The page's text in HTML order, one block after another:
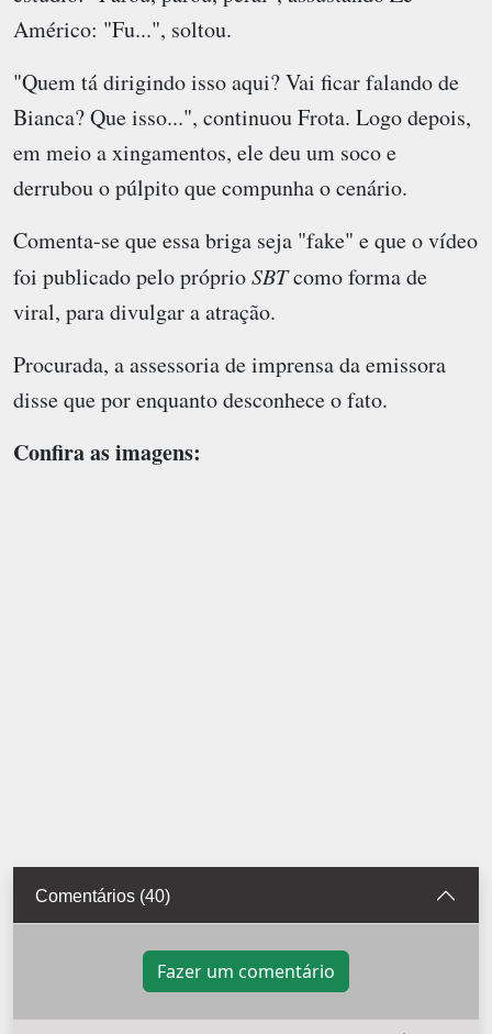
Américo: "Fu...", soltou.
"Quem tá dirigindo isso aqui? Vai ficar falando de
Bianca? Que isso...", continuou Frota. Logo depois,
em meio a xingamentos, ele deu um soco e
derrubou o púlpito que compunha o cenário.
Comenta-se que essa briga seja "fake" e que o vídeo
foi publicado pelo próprioSBTcomo forma de
viral, para divulgar a atração.
Procurada, a assessoria de imprensa da emissora
disse que por enquanto desconhece o fato.
Confira as imagens:
Comentários (40)
Fazer um comentário